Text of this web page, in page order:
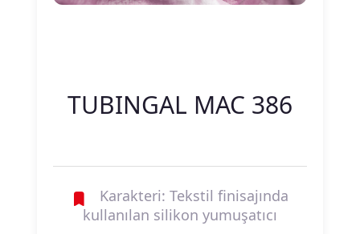
TUBINGAL MAC 386
Karakteri: Tekstil finisajında
kullanılan silikon yumuşatıcı